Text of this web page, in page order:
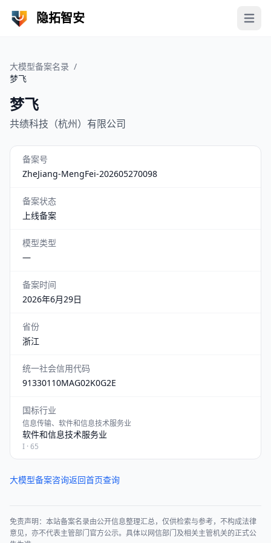
隐拓智安 Open
大模型备案名录 /
梦飞
梦飞
共绩科技（杭州）有限公司
备案号
ZheJiang-MengFei-202605270098
备案状态
上线备案
模型类型
—
备案时间
2026年6月29日
省份
浙江
统一社会信用代码
91330110MAG02K0G2E
国标行业
信息传输、软件和信息技术服务业
软件和信息技术服务业
I · 65
大模型备案咨询返回首页查询
免责声明：本站备案名录由公开信息整理汇总，仅供检索与参考，不构成法律
意见，亦不代表主管部门官方公示。具体以网信部门及相关主管机关的正式公